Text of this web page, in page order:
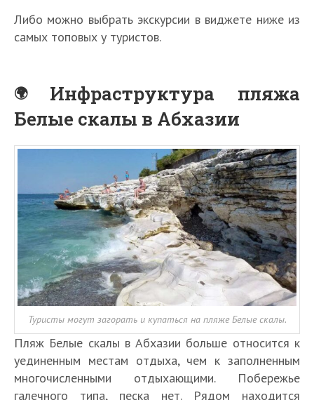
Либо можно выбрать экскурсии в виджете ниже из
самых топовых у туристов.
Инфраструктура пляжа
Белые скалы в Абхазии
Туристы могут загорать и купаться на пляже Белые скалы.
Пляж Белые скалы в Абхазии больше относится к
уединенным местам отдыха, чем к заполненным
многочисленными отдыхающими. Побережье
галечного типа, песка нет. Рядом находится